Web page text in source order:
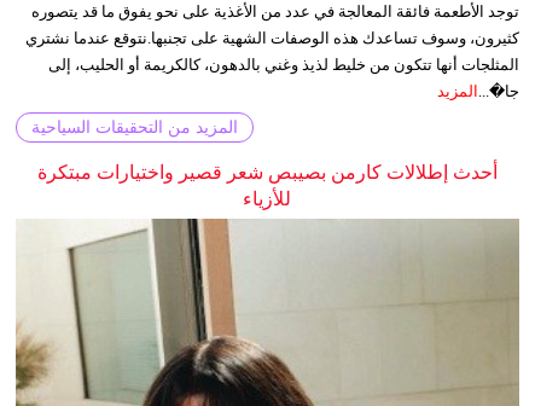
توجد الأطعمة فائقة المعالجة في عدد من الأغذية على نحو يفوق ما قد يتصوره
كثيرون، وسوف تساعدك هذه الوصفات الشهية على تجنبها.نتوقع عندما نشتري
المثلجات أنها تتكون من خليط لذيذ وغني بالدهون، كالكريمة أو الحليب، إلى
جا�... المزيد
المزيد من التحقيقات السياحية
أحدث إطلالات كارمن بصيبص شعر قصير واختيارات مبتكرة
للأزياء